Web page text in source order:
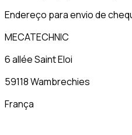
Endereço para envio de
MECATECHNIC
6 allée Saint Eloi
59118 Wambrechies
França